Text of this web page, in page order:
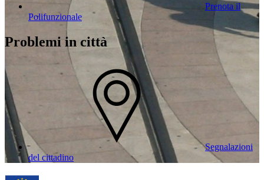
Prenota il
Polifunzionale
Problemi in città
Segnalazioni
del cittadino